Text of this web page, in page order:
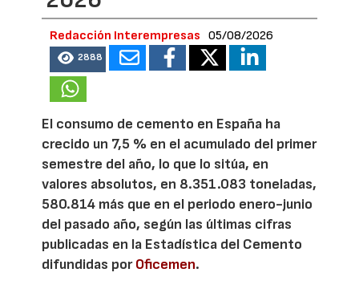
Redacción Interempresas 05/08/2026
2888
El consumo de cemento en España ha
crecido un 7,5 % en el acumulado del primer
semestre del año, lo que lo sitúa, en
valores absolutos, en 8.351.083 toneladas,
580.814 más que en el periodo enero-junio
del pasado año, según las últimas cifras
publicadas en la Estadística del Cemento
difundidas porOficemen.